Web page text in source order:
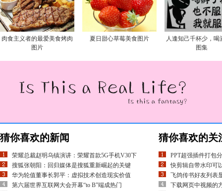
肉食主义者的最爱美食烤肉
图片
夏日甜心草莓美食图片
人逢知己千杯少，喝
图集
猜你喜欢的新闻
荣耀总裁赵明乌镇演讲：荣耀首款5G手机V30下
搜狐张朝阳：回归媒体是搜狐重新崛起的关键
华为轮值董事长郭平：虚拟技术创造现实价值
第六届世界互联网大会开幕“to B”端成热门
猜你喜欢的关
PPT超强插件打包
快剪辑自带水印可
飞鸽传书好友列表
下载网页中视频的